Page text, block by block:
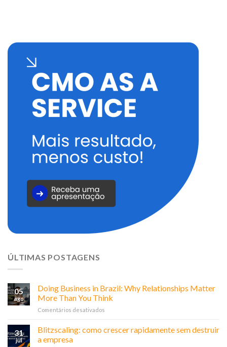
ÚLTIMAS POSTAGENS
05
ago
Doing Business in Brazil: Why Relationships Matter
More Than You Think
Comentários desativados
31
jul
Blitzscaling: como crescer rapidamente sem destruir
a empresa